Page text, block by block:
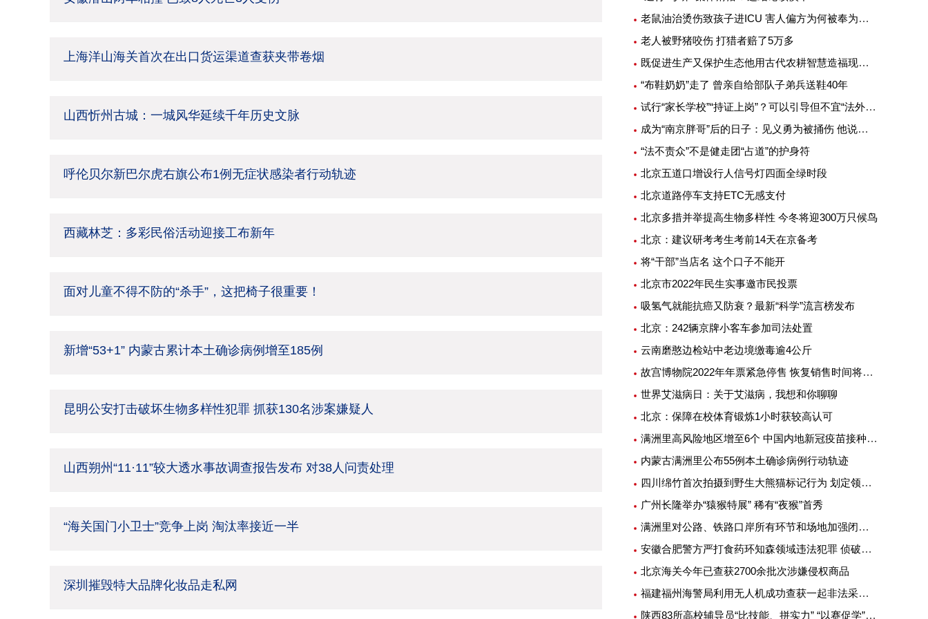
上海洋山海关首次在出口货运渠道查获夹带卷烟
山西忻州古城：一城风华延续千年历史文脉
呼伦贝尔新巴尔虎右旗公布1例无症状感染者行动轨迹
西藏林芝：多彩民俗活动迎接工布新年
面对儿童不得不防的“杀手”，这把椅子很重要！
新增“53+1” 内蒙古累计本土确诊病例增至185例
昆明公安打击破坏生物多样性犯罪 抓获130名涉案嫌疑人
山西朔州“11·11”较大透水事故调查报告发布 对38人问责处理
“海关国门小卫士”竞争上岗 淘汰率接近一半
深圳摧毁特大品牌化妆品走私网
老鼠油治烫伤致孩子进ICU 害人偏方为何被奉为灵丹妙药
老人被野猪咬伤 打猎者赔了5万多
既促进生产又保护生态他用古代农耕智慧造福现代农业
“布鞋奶奶”走了 曾亲自给部队子弟兵送鞋40年
试行“家长学校”“持证上岗”？可以引导但不宜“法外加槛”
成为“南京胖哥”后的日子：见义勇为被捅伤 他说不后悔
“法不责众”不是健走团“占道”的护身符
北京五道口增设行人信号灯四面全绿时段
北京道路停车支持ETC无感支付
北京多措并举提高生物多样性 今冬将迎300万只候鸟
北京：建议研考考生考前14天在京备考
将“干部”当店名 这个口子不能开
北京市2022年民生实事邀市民投票
吸氢气就能抗癌又防衰？最新“科学”流言榜发布
北京：242辆京牌小客车参加司法处置
云南磨憨边检站中老边境缴毒逾4公斤
故宫博物院2022年年票紧急停售 恢复销售时间将另行公告
世界艾滋病日：关于艾滋病，我想和你聊聊
北京：保障在校体育锻炼1小时获较高认可
满洲里高风险地区增至6个 中国内地新冠疫苗接种超25亿剂次
内蒙古满洲里公布55例本土确诊病例行动轨迹
四川绵竹首次拍摄到野生大熊猫标记行为 划定领地或吸引异性
广州长隆举办“猿猴特展” 稀有“夜猴”首秀
满洲里对公路、铁路口岸所有环节和场地加强闭环管理
安徽合肥警方严打食药环知森领域违法犯罪 侦破重特大案件14起
北京海关今年已查获2700余批次涉嫌侵权商品
福建福州海警局利用无人机成功查获一起非法采矿案
陕西83所高校辅导员“比技能、拼实力” “以赛促学”提升专业素质